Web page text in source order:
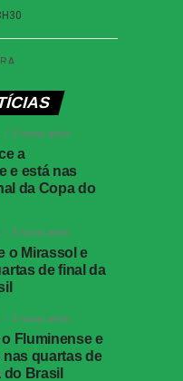
3 horas atrás
a
e está nas
da Copa do
3 horas atrás
o Mirassol e
de final da
3 horas atrás
Fluminense e
quartas de
Brasil